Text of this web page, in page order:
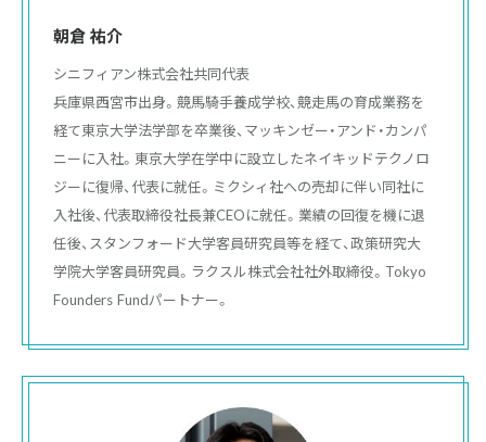
朝倉 祐介
シニフィアン株式会社共同代表
兵庫県西宮市出身。競馬騎手養成学校、競走馬の育成業務を
経て東京大学法学部を卒業後、マッキンゼー・アンド・カンパ
ニーに入社。東京大学在学中に設立したネイキッドテクノロ
ジーに復帰、代表に就任。ミクシィ社への売却に伴い同社に
入社後、代表取締役社長兼CEOに就任。業績の回復を機に退
任後、スタンフォード大学客員研究員等を経て、政策研究大
学院大学客員研究員。ラクスル株式会社社外取締役。Tokyo
Founders Fundパートナー。